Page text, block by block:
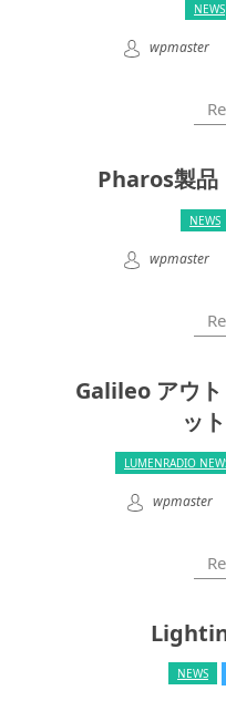
NEWS
wpmaster
Pharos製
NEWS
wpmaster
Galileo アウ
ッ
LUMENRADIO
wpmaster
NEWS